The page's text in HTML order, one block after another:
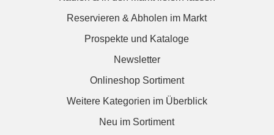
Reservieren & Abholen im Markt
Prospekte und Kataloge
Newsletter
Onlineshop Sortiment
Weitere Kategorien im Überblick
Neu im Sortiment